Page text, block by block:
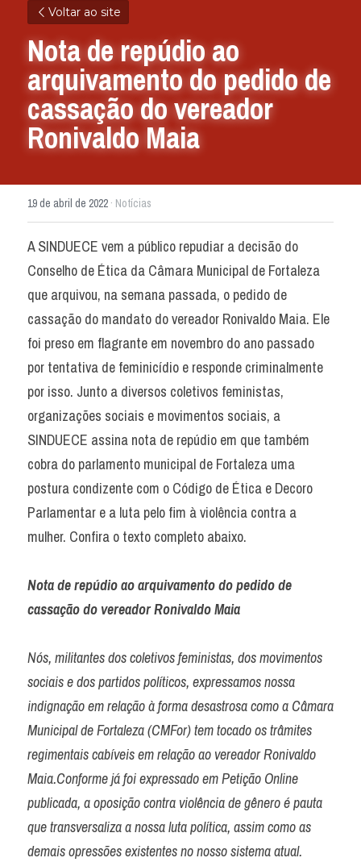
Voltar ao site
Nota de repúdio ao
arquivamento do pedido de
cassação do vereador
Ronivaldo Maia
19 de abril de 2022 · Notícias
A SINDUECE vem a público repudiar a decisão do
Conselho de Ética da Câmara Municipal de Fortaleza
que arquivou, na semana passada, o pedido de
cassação do mandato do vereador Ronivaldo Maia. Ele
foi preso em flagrante em novembro do ano passado
por tentativa de feminicídio e responde criminalmente
por isso. Junto a diversos coletivos feministas,
organizações sociais e movimentos sociais, a
SINDUECE assina nota de repúdio em que também
cobra do parlamento municipal de Fortaleza uma
postura condizente com o Código de Ética e Decoro
Parlamentar e a luta pelo fim à violência contra a
mulher. Confira o texto completo abaixo.
Nota de repúdio ao arquivamento do pedido de
cassação do vereador Ronivaldo Maia
Nós, militantes dos coletivos feministas, dos movimentos
sociais e dos partidos políticos, expressamos nossa
indignação em relação à forma desastrosa como a Câmara
Municipal de Fortaleza (CMFor) tem tocado os trâmites
regimentais cabíveis em relação ao vereador Ronivaldo
Maia.Conforme já foi expressado em Petição Online
publicada, a oposição contra violência de gênero é pauta
que transversaliza a nossa luta política, assim como as
demais opressões existentes no nosso sistema atual.